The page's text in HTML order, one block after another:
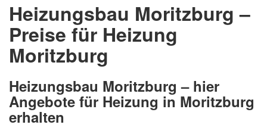
Heizungsbau Moritzburg –
Preise für Heizung
Moritzburg
Heizungsbau Moritzburg – hier
Angebote für Heizung in Moritzburg
erhalten